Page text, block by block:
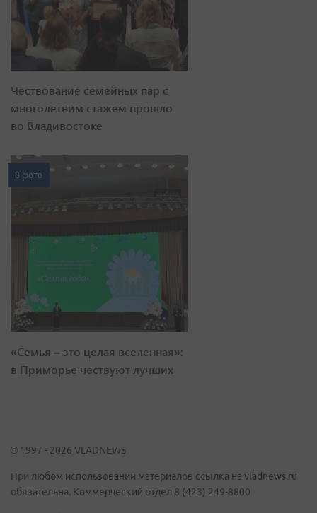
Чествование семейных пар с
многолетним стажем прошло
во Владивостоке
8 фото
«Семья – это целая вселенная»:
в Приморье чествуют лучших
© 1997 - 2026 VLADNEWS
При любом использовании материалов ссылка на vladnews.ru
обязательна. Коммерческий отдел 8 (423) 249-8800